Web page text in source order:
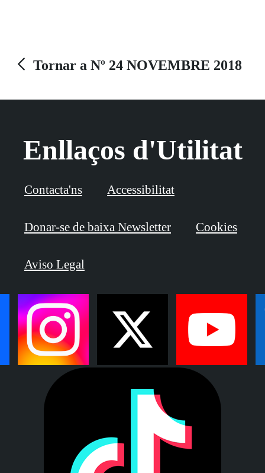
Tornar a Nº 24 NOVEMBRE 2018
Enllaços d'Utilitat
Contacta'ns Accessibilitat
Donar-se de baixa Newsletter Cookies
Aviso Legal